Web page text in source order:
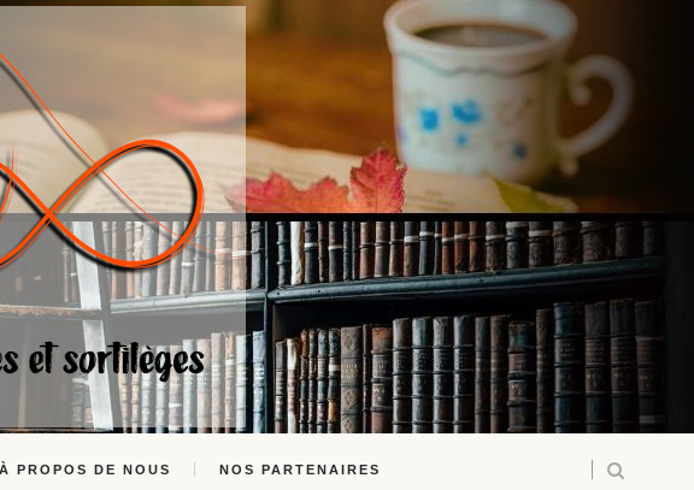
À PROPOS DE NOUS NOS PARTENAIRES